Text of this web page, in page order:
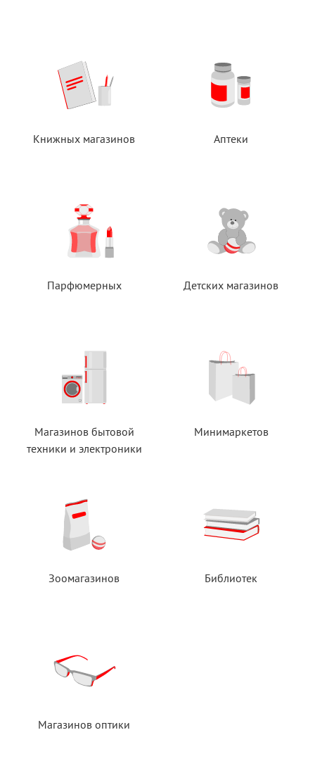
Книжных магазинов Аптеки
Парфюмерных Детских магазинов
Магазинов бытовой
техники и электроники
Минимаркетов
Зоомагазинов Библиотек
Магазинов оптики